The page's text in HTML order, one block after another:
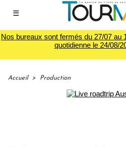
☰
Nos bureaux sont fermés du 27/07 au
quotidienne le 24/08/
Accueil > Production